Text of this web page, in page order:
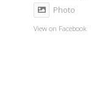
Photo
View on Facebook